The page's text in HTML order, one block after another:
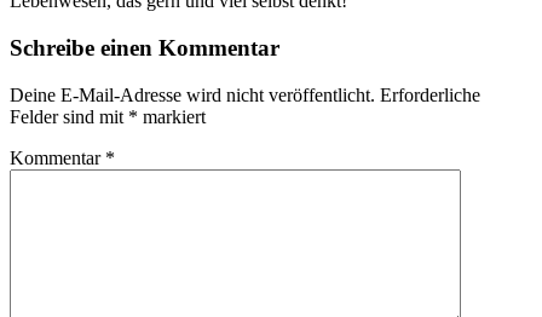
Schreibe einen Kommentar
Deine E-Mail-Adresse wird nicht veröffentlicht. Erforderliche
Felder sind mit * markiert
Kommentar *